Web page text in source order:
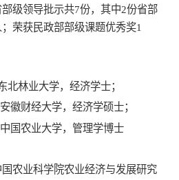
级领导批示共7份，其中2份省部
荣获民政部部级课题优秀奖1
林业大学，经济学士；
财经大学，经济学硕士；
农业大学，管理学博士
业科学院农业经济与发展研究